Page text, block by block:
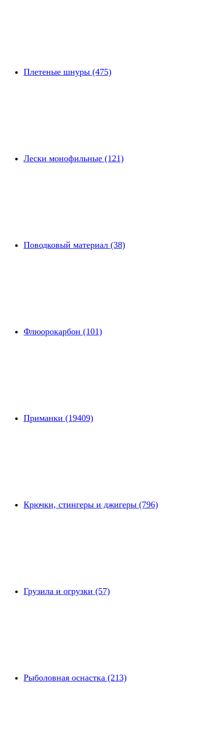
Плетеные шнуры (475)
Лески монофильные (121)
Поводковый материал (38)
Флюорокарбон (101)
Приманки (19409)
Крючки, стингеры и джигеры (796)
Грузила и огрузки (57)
Рыболовная оснастка (213)